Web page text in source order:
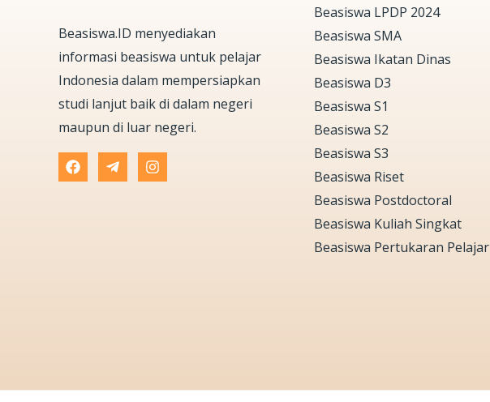
Beasiswa.ID menyediakan
informasi beasiswa untuk pelajar
Indonesia dalam mempersiapkan
studi lanjut baik di dalam negeri
maupun di luar negeri.
Beasiswa LPDP 2024
Beasiswa SMA
Beasiswa Ikatan Dinas
Beasiswa D3
Beasiswa S1
Beasiswa S2
Beasiswa S3
Beasiswa Riset
Beasiswa Postdoctoral
Beasiswa Kuliah Singkat
Beasiswa Pertukaran Pelajar